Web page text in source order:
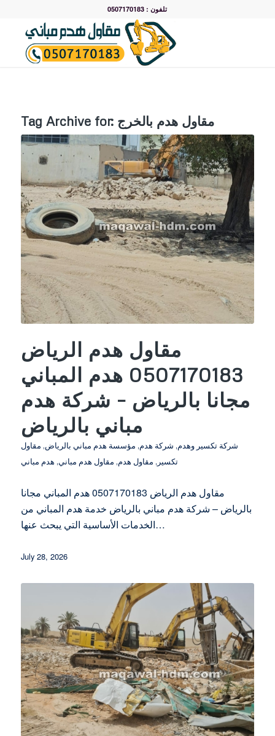
تلفون : 0507170183
Tag Archive for: مقاول هدم بالخرج
مقاول هدم الرياض
0507170183 هدم المباني
مجانا بالرياض – شركة هدم
مباني بالرياض
شركة تكسير وهدم, شركة هدم, مؤسسة هدم مباني بالرياض, مقاول
تكسير , مقاول هدم, مقاول هدم مباني, هدم مباني
مقاول هدم الرياض 0507170183 هدم المباني مجانا
بالرياض – شركة هدم مباني بالرياض خدمة هدم المباني من
الخدمات الأساسية التي يبحث عنها…
July 28, 2026